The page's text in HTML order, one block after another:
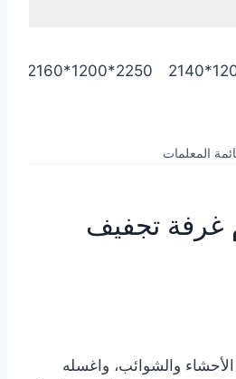
2250*1200*2160
المعلمات
تجفيف
والشوائب، واغسله